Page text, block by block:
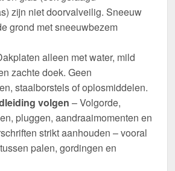
zijn niet doorvalveilig. Sneeuw
grond met sneeuwbezem
alleen met water, mild
zachte doek. Geen
staalborstels of oplosmiddelen.
volgen – Volgorde,
pluggen, aandraaimomenten en
strikt aanhouden – vooral
palen, gordingen en